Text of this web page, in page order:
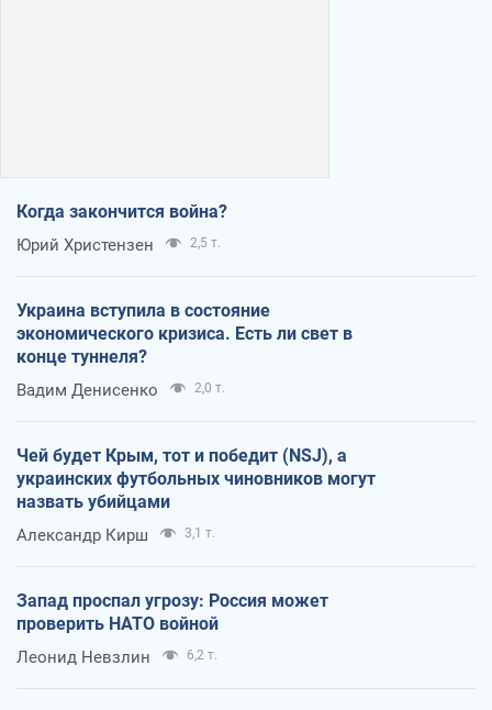
Когда закончится война?
Юрий Христензен 2,5 т.
Украина вступила в состояние
экономического кризиса. Есть ли свет в
конце туннеля?
Вадим Денисенко 2,0 т.
Чей будет Крым, тот и победит (NSJ), а
украинских футбольных чиновников могут
назвать убийцами
Александр Кирш 3,1 т.
Запад проспал угрозу: Россия может
проверить НАТО войной
Леонид Невзлин 6,2 т.